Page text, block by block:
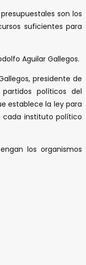
son los
suficientes para
Aguilar Gallegos.
presidente de
políticos del
establece la ley para
instituto político
los organismos